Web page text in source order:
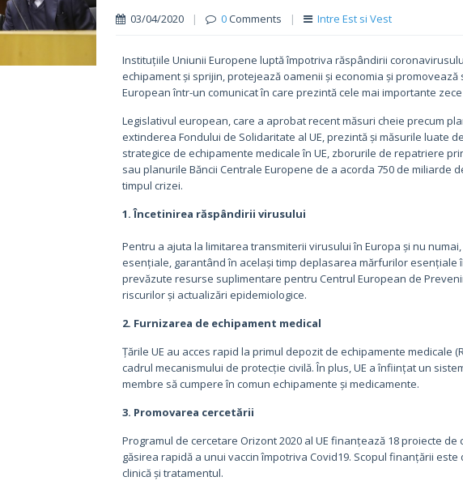
03/04/2020 | 0Comments | Intre Est si Vest
Instituțiile Uniunii Europene luptă împotriva răspândirii
echipament și sprijin, protejează oamenii și economia și
European într-un comunicat în care prezintă cele mai importante
Legislativul european, care a aprobat recent măsuri cheie precum
extinderea Fondului de Solidaritate al UE, prezintă și măsurile luate
strategice de echipamente medicale în UE, zborurile de repatriere
sau planurile Băncii Centrale Europene de a acorda 750 de
timpul crizei.
1. Încetinirea răspândirii virusului
Pentru a ajuta la limitarea transmiterii virusului în Europa și nu
esențiale, garantând în același timp deplasarea mărfurilor esențiale
prevăzute resurse suplimentare pentru Centrul European de
riscurilor și actualizări epidemiologice.
2. Furnizarea de echipament medical
Țările UE au acces rapid la primul depozit de echipamente medicale
cadrul mecanismului de protecție civilă. În plus, UE a înființat un
membre să cumpere în comun echipamente și medicamente.
3. Promovarea cercetării
Programul de cercetare Orizont 2020 al UE finanțează 18 proiecte
găsirea rapidă a unui vaccin împotriva Covid19. Scopul finanțării
clinică și tratamentul.